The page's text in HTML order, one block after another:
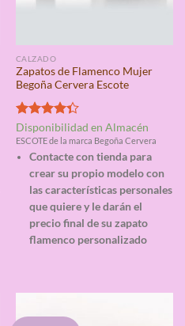
CALZADO
Zapatos de Flamenco Mujer
Begoña Cervera Escote
Valorado
con4.33
de 5
Disponibilidad en Almacén
ESCOTE de la marca Begoña Cervera
Contacte con tienda para
crear su propio modelo con
las características personales
que quiere y le darán el
precio final de su zapato
flamenco personalizado